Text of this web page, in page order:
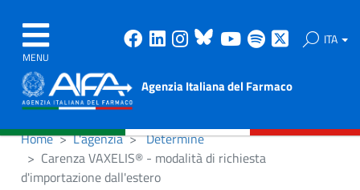
MENU
Facebook
Linkedin
Instagram
Bluesky
Youtube
Spotify ITA
Agenzia Italiana del Farmaco
Home L'agenzia
Determine
Carenza VAXELIS® - modalità di richiesta
d'importazione dall'estero